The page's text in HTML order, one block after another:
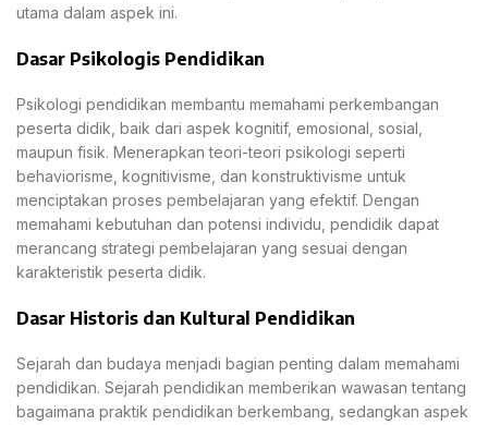
utama dalam aspek ini.
Dasar Psikologis Pendidikan
Psikologi pendidikan membantu memahami perkembangan
peserta didik, baik dari aspek kognitif, emosional, sosial,
maupun fisik. Menerapkan teori-teori psikologi seperti
behaviorisme, kognitivisme, dan konstruktivisme untuk
menciptakan proses pembelajaran yang efektif. Dengan
memahami kebutuhan dan potensi individu, pendidik dapat
merancang strategi pembelajaran yang sesuai dengan
karakteristik peserta didik.
Dasar Historis dan Kultural Pendidikan
Sejarah dan budaya menjadi bagian penting dalam memahami
pendidikan. Sejarah pendidikan memberikan wawasan tentang
bagaimana praktik pendidikan berkembang, sedangkan aspek